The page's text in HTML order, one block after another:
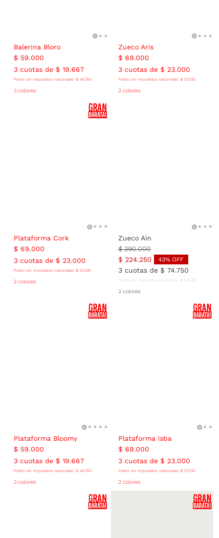
Balerina Bloro
$ 59.000
3cuotas de $ 19.667
Precio sin impuestos nacionales: $ 48.760
3 colores
Zueco Aris
$ 69.000
3cuotas de $ 23.000
Precio sin impuestos nacionales: $ 57.025
2 colores
Plataforma Cork
$ 69.000
3cuotas de $ 23.000
Precio sin impuestos nacionales: $ 57.025
2 colores
Zueco Ain
$ 390.000
$ 224.250 43% OFF
3cuotas de $ 74.750
Precio sin impuestos nacionales: $ 185. 331
2 colores
Plataforma Bloomy
$ 59.000
3cuotas de $ 19.667
Precio sin impuestos nacionales: $ 48.760
3 colores
Plataforma Isba
$ 69.000
3cuotas de $ 23.000
Precio sin impuestos nacionales: $ 57.025
2 colores